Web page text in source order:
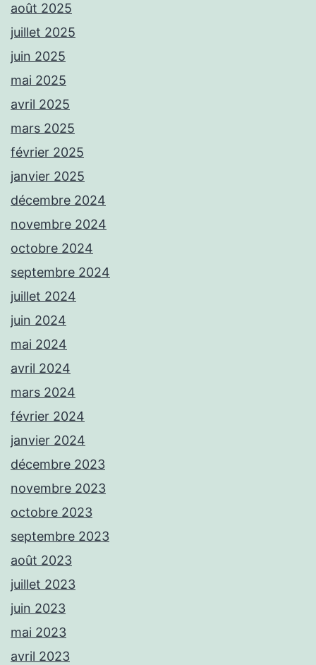
août 2025
juillet 2025
juin 2025
mai 2025
avril 2025
mars 2025
février 2025
janvier 2025
décembre 2024
novembre 2024
octobre 2024
septembre 2024
juillet 2024
juin 2024
mai 2024
avril 2024
mars 2024
février 2024
janvier 2024
décembre 2023
novembre 2023
octobre 2023
septembre 2023
août 2023
juillet 2023
juin 2023
mai 2023
avril 2023